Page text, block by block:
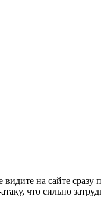
видите на сайте
что сильно